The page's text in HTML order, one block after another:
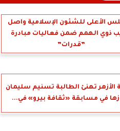
الأعلى للشئون الإسلامية واصل
ذوي الهمم ضمن فعاليات مبادرة
”قدرات”
الأزهر تهنئ الطالبة تسنيم سليمان
في مسابقة «ثقافة بيرو» في...